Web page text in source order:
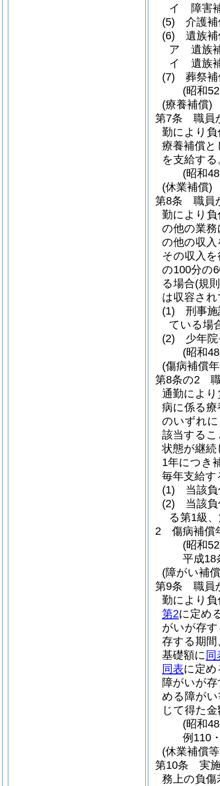
イ
障害
(5)
介護
(6)
遺族
ア
遺族
イ
遺族
(7)
葬祭
(昭和
(療養補償)
第7条
職員
勤により
療養補償
を支給する
(昭和
(休業補償)
第8条
職員
勤により
の他の業
の他の収
その収入
の100分の
る場合(規
は収容さ
(1)
刑事
ている場
(2)
少年
(昭和
(傷病補償
第8条の2
通勤によ
病に係る
のいずれ
該当する
状態が継
1年につき
毎年支給す
(1)
当該
(2)
当該
る第1級
2
傷病補償
(昭和
平成18
(障がい補
第9条
職員
勤により
第2に定め
がいが存
存する期間
基礎額に 同
同表に定
障がいが
める障が
じて得た
(昭和
例110
(休業補償
第10条
実
務上の負